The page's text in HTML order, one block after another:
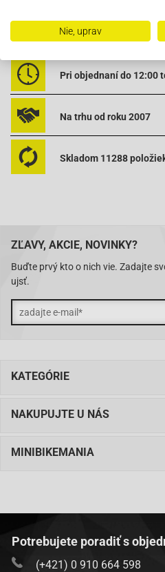
93106-22019-00
1S3-22184-00-00
4X7-22129-00-00
3YF-22149-00-00
Vybavený servis s
Pri objednaní do 12:00
Na trhu od roku 2007
Skladom 11288
ZĽAVY, AKCIE, NOVINKY?
Buďte prvý kto o nich vie. Zadajte
ujsť.
KATEGÓRIE
NAKUPUJTE U NÁS
MINIBIKEMANIA
Potrebujete poradiť s
(+421) 0 910 664 598
Nie, uprav